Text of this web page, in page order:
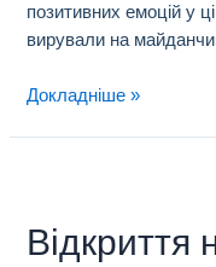
позитивних емоцій у
вирували на
Докладніше »
Відкриття